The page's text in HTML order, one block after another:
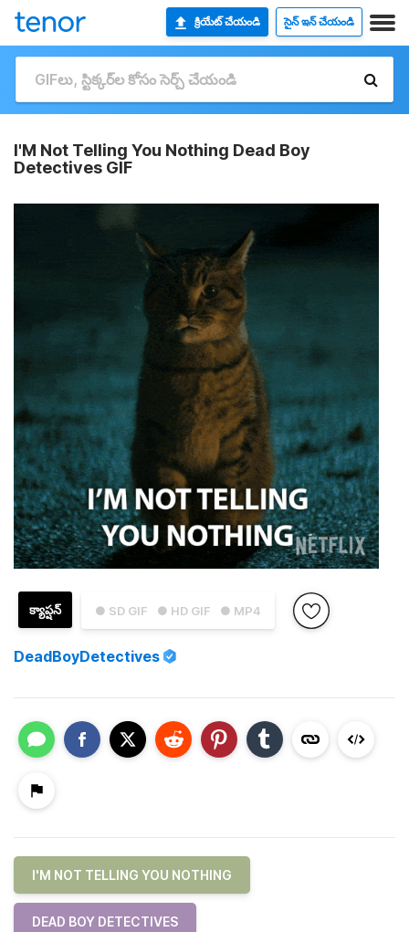
క్రియేట్ చేయండి సైన్ ఇన్ చేయండి
I'M Not Telling You Nothing Dead Boy
Detectives GIF
● SD GIF ● HD GIF ● MP4
క్యాప్షన్
DeadBoyDetectives
I'M NOT TELLING YOU NOTHING
DEAD BOY DETECTIVES